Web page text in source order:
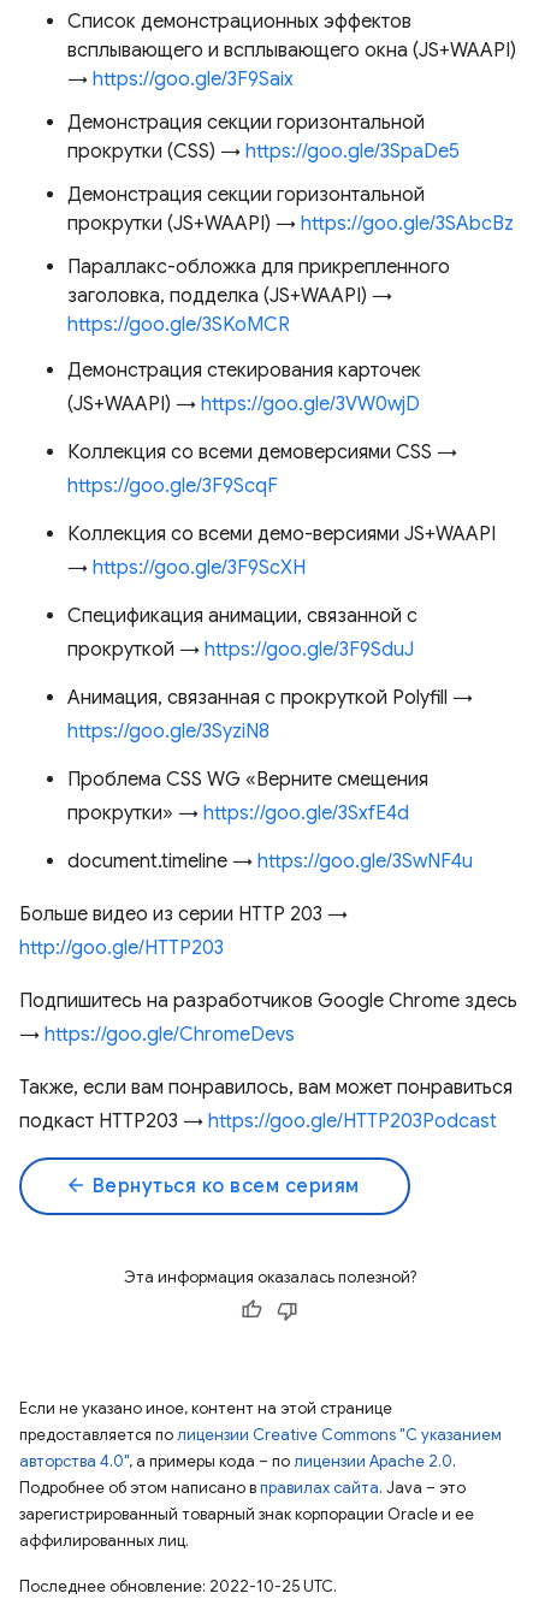
Список демонстрационных эффектов
всплывающего и всплывающего окна (JS+WAAPI)
→ https://goo.gle/3F9Saix
Демонстрация секции горизонтальной
прокрутки (CSS) → https://goo.gle/3SpaDe5
Демонстрация секции горизонтальной
прокрутки (JS+WAAPI) → https://goo.gle/3SAbcBz
Параллакс-обложка для прикрепленного
заголовка, подделка (JS+WAAPI) →
https://goo.gle/3SKoMCR
Демонстрация стекирования карточек
(JS+WAAPI) → https://goo.gle/3VW0wjD
Коллекция со всеми демоверсиями CSS →
https://goo.gle/3F9ScqF
Коллекция со всеми демо-версиями JS+WAAPI
→ https://goo.gle/3F9ScXH
Спецификация анимации, связанной с
прокруткой → https://goo.gle/3F9SduJ
Анимация, связанная с прокруткой Polyfill →
https://goo.gle/3SyziN8
Проблема CSS WG «Верните смещения
прокрутки» → https://goo.gle/3SxfE4d
document.timeline → https://goo.gle/3SwNF4u
Больше видео из серии HTTP 203 →
http://goo.gle/HTTP203
Подпишитесь на разработчиков Google Chrome здесь
→ https://goo.gle/ChromeDevs
Также, если вам понравилось, вам может понравиться
подкаст HTTP203 → https://goo.gle/HTTP203Podcast
arrow_back Вернуться ко всем сериям
Эта информация оказалась полезной?
Если не указано иное, контент на этой странице
предоставляется полицензии Creative Commons "С указанием
авторства 4.0", а примеры кода – полицензии Apache 2.0.
Подробнее об этом написано вправилах сайта. Java – это
зарегистрированный товарный знак корпорации Oracle и ее
аффилированных лиц.
Последнее обновление: 2022-10-25 UTC.